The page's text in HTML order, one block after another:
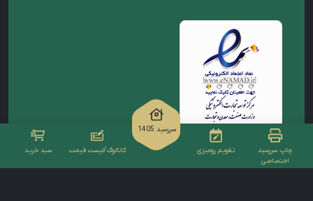
چاپ سررسید
اختصاصی
تقویم رومیزی
سررسید 1405
کاتالوگ/لیست قیمت سبد خرید